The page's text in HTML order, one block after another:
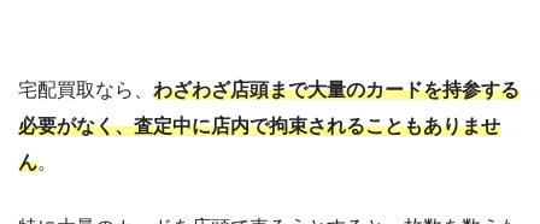
宅配買取なら、 わざわざ店頭まで大量のカードを持参する
必要がなく、査定中に店内で拘束されることもありませ
ん。